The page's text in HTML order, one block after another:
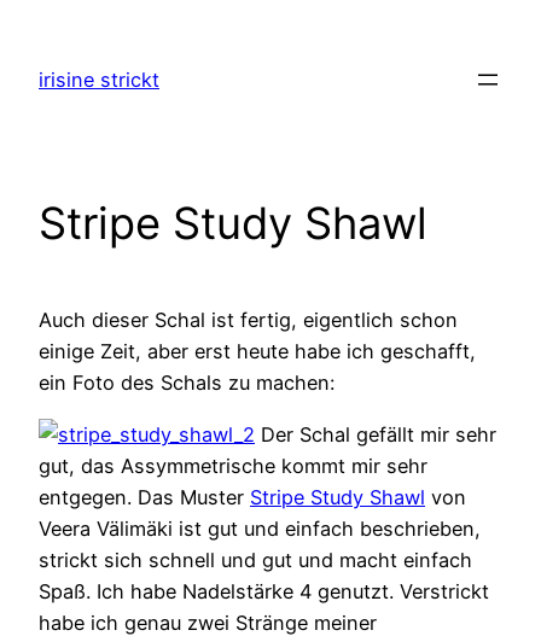
springen
irisine strickt
Stripe Study Shawl
Auch dieser Schal ist fertig, eigentlich schon
einige Zeit, aber erst heute habe ich geschafft,
ein Foto des Schals zu machen:
Der Schal gefällt mir sehr
gut, das Assymmetrische kommt mir sehr
entgegen. Das Muster Stripe Study Shawl von
Veera Välimäki ist gut und einfach beschrieben,
strickt sich schnell und gut und macht einfach
Spaß. Ich habe Nadelstärke 4 genutzt. Verstrickt
habe ich genau zwei Stränge meiner